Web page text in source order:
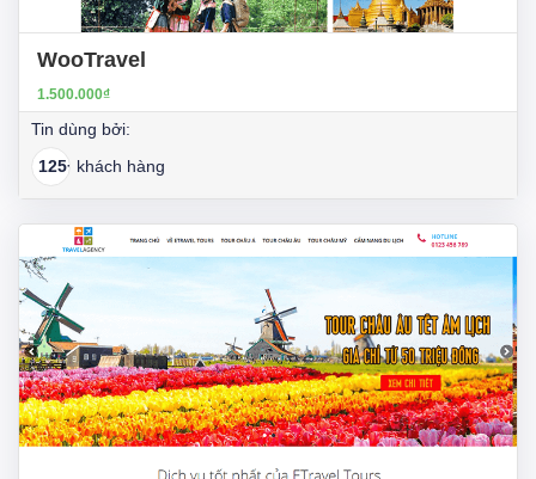
WooTravel
1.500.000₫
Tin dùng bởi:
125+ khách hàng